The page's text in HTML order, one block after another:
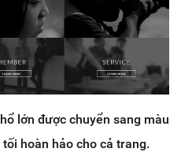
lớn được chuyển sang màu
hoàn hảo cho cả trang.